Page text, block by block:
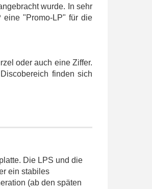
wurde. In sehr
eine "Promo-LP" für die
oder auch eine Ziffer.
finden sich
Die LPS und die
ein stabiles
(ab den späten